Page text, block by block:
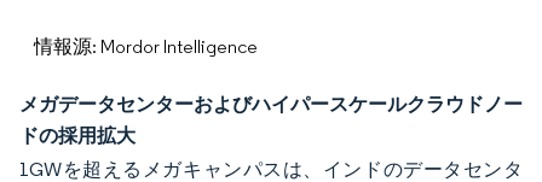
情報源: Mordor Intelligence
メガデータセンターおよびハイパースケールクラウドノー
ドの採用拡大
1GWを超えるメガキャンパスは、インドのデータセンタ